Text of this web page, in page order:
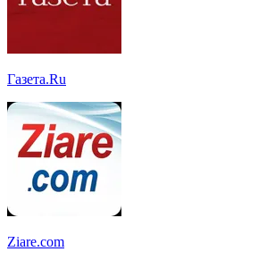
Газета.Ru
Ziare.com